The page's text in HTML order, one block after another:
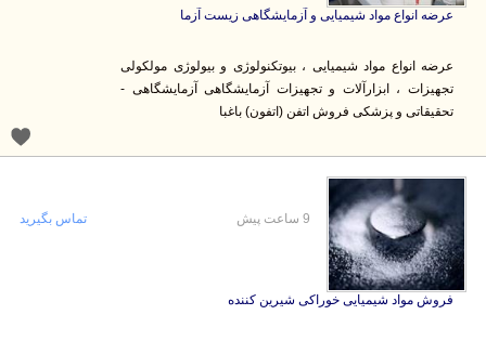
عرضه انواع مواد شیمیایی و آزمایشگاهی زیست آزما
عرضه انواع مواد شیمیایی ، بیوتکنولوژی و بیولوژی مولکولی
تجهیزات ، ابزارآلات و تجهیزات آزمایشگاهی آزمایشگاهی -
تحقیقاتی و پزشکی فروش اتفن (اتفون) باغبا
فروش مواد شیمیایی خوراکی شیرین کننده
تماس بگیرید